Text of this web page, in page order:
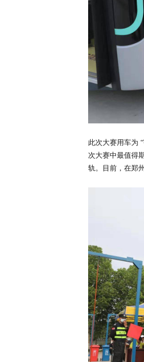
此次大赛用车为
次大赛中最值得
轨。目前，在郑